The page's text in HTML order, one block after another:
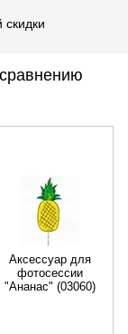
Аксессуар для
фотосессии
"Ананас" (03060)